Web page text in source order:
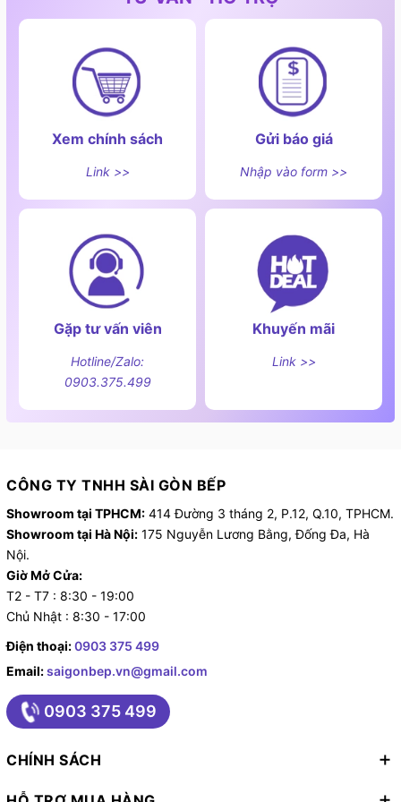
Tích hợp quạt làm mát.
hoặc thấp, đảm bảo an toàn.
Tự động tắtbếp từ
khi nồi chảo không đủ từ tính,
đảm bảo hiệu quả sử dụng điện.
4. Vùng nấu của bếp từ PXE875DC1E Series 8
1 vùng nấu lớn Ø400 mm x 240 mm. (3.3kw max
1 vùng nấu lớn Ø280 mm. (2.6kw max 3.7kw)
1 vùng nấu lớn Ø145 mm. (1.4kw max 2.2kw)
Tính năng gia nhiệt nhanh cả 4 vùng
nấu PXE875DC1E
Kiểu dáng: bếp hình chữ nhật
Số vùng nấu: 4 vùng có thể kết hợp 2 vùng nấu
Xem chính sách
Link >>
Gửi báo giá
Nhập vào form >>
Gặp tư vấn viên
Hotline/Zalo:
0903.375.499
Khuyến mãi
Link >>
CÔNG TY TNHH SÀI GÒN BẾP
Showroom tại TPHCM: 414 Đường 3 tháng 2, P.12, Q.10, TPHCM.
Showroom tại Hà Nội: 175 Nguyễn Lương Bằng, Đống Đa, Hà
Nội.
Giờ Mở Cửa:
T2 - T7 : 8:30 - 19:00
Chủ Nhật : 8:30 - 17:00
Điện thoại:0903 375 499
Email:saigonbep.vn@gmail.com
0903 375 499
CHÍNH SÁCH